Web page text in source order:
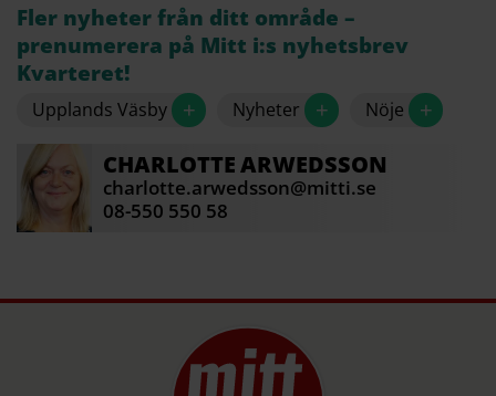
Joy Park AB, med bland andra Jonas Helin som
delägare, driver nu Wik Event.
Joy Park består av Vilda Vik (lådbilslandet) och
och Actioncenter (ATV, paintball och festlokal).
Källa: Jonas Helin
Fler nyheter från ditt område –
prenumerera på Mitt i:s nyhetsbrev
Kvarteret!
Upplands Väsby + Nyheter + Nöje +
CHARLOTTEARWEDSSON
charlotte.arwedsson@mitti.se
08-550 550 58